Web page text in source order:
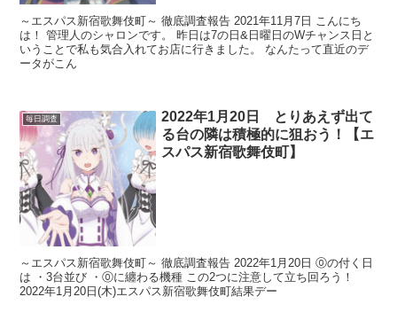
～エスパス新宿歌舞伎町～ 徹底調査報告 2021年11月7日 こんにち
は！ 管理人のシャロンです。 昨日は7の日&日曜日のWチャンス日と
いうことで私も気合入れてお店に行きました。 なんたって直近のデ
ータがこん
毎日調査
2022年1月20日 とりあえず出て
る台の隣は積極的に狙おう！【エ
スパス新宿歌舞伎町】
～エスパス新宿歌舞伎町～ 徹底調査報告 2022年1月20日 ⓪の付く日
は ・3台並び ・⓪に纏わる機種 この2つに注意して立ち回ろう！
2022年1月20日(木)エスパス新宿歌舞伎町結果デー